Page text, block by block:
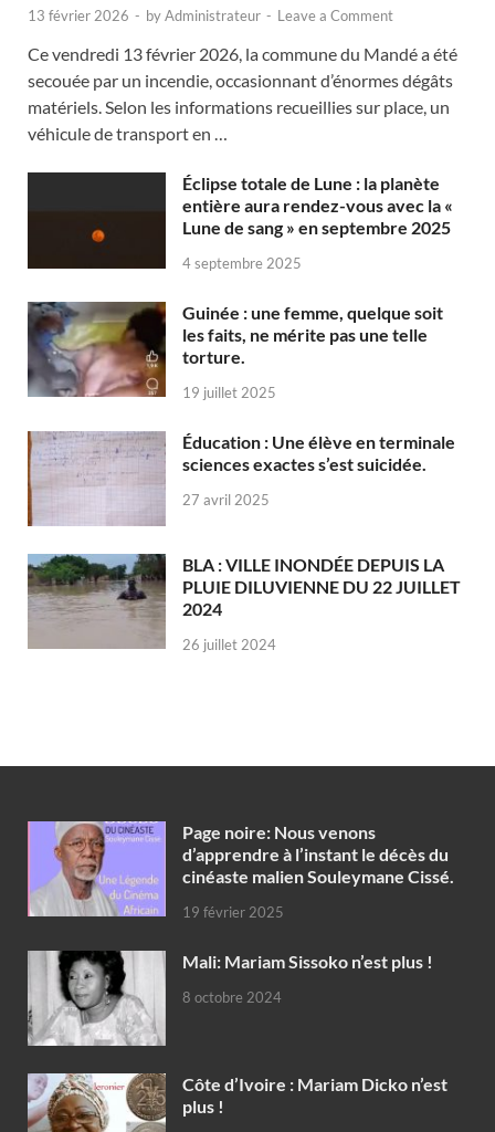
13 février 2026 - byAdministrateur - Leave a Comment
Ce vendredi 13 février 2026, la commune du Mandé a été
secouée par un incendie, occasionnant d’énormes dégâts
matériels. Selon les informations recueillies sur place, un
véhicule de transport en …
Éclipse totale de Lune : la planète
entière aura rendez-vous avec la «
Lune de sang » en septembre 2025
4 septembre 2025
Guinée : une femme, quelque soit
les faits, ne mérite pas une telle
torture.
19 juillet 2025
Éducation : Une élève en terminale
sciences exactes s’est suicidée.
27 avril 2025
BLA : VILLE INONDÉE DEPUIS LA
PLUIE DILUVIENNE DU 22 JUILLET
2024
26 juillet 2024
Page noire: Nous venons
d’apprendre à l’instant le décès du
cinéaste malien Souleymane Cissé.
19 février 2025
Mali: Mariam Sissoko n’est plus !
8 octobre 2024
Côte d’Ivoire : Mariam Dicko n’est
plus !